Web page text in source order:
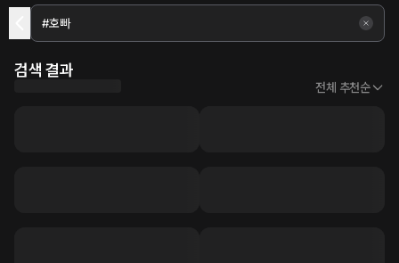
검색 결과
전체 추천순